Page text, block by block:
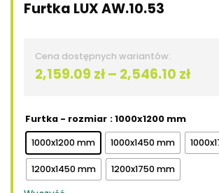
Furtka LUX AW.10.53
2,159.09 zł– 2,546.10 zł
do
Furtka - rozmiar : 1000x1200 mm
1000x1200 mm
1000x1450 mm
1200x1450 mm 1200x1750 mm